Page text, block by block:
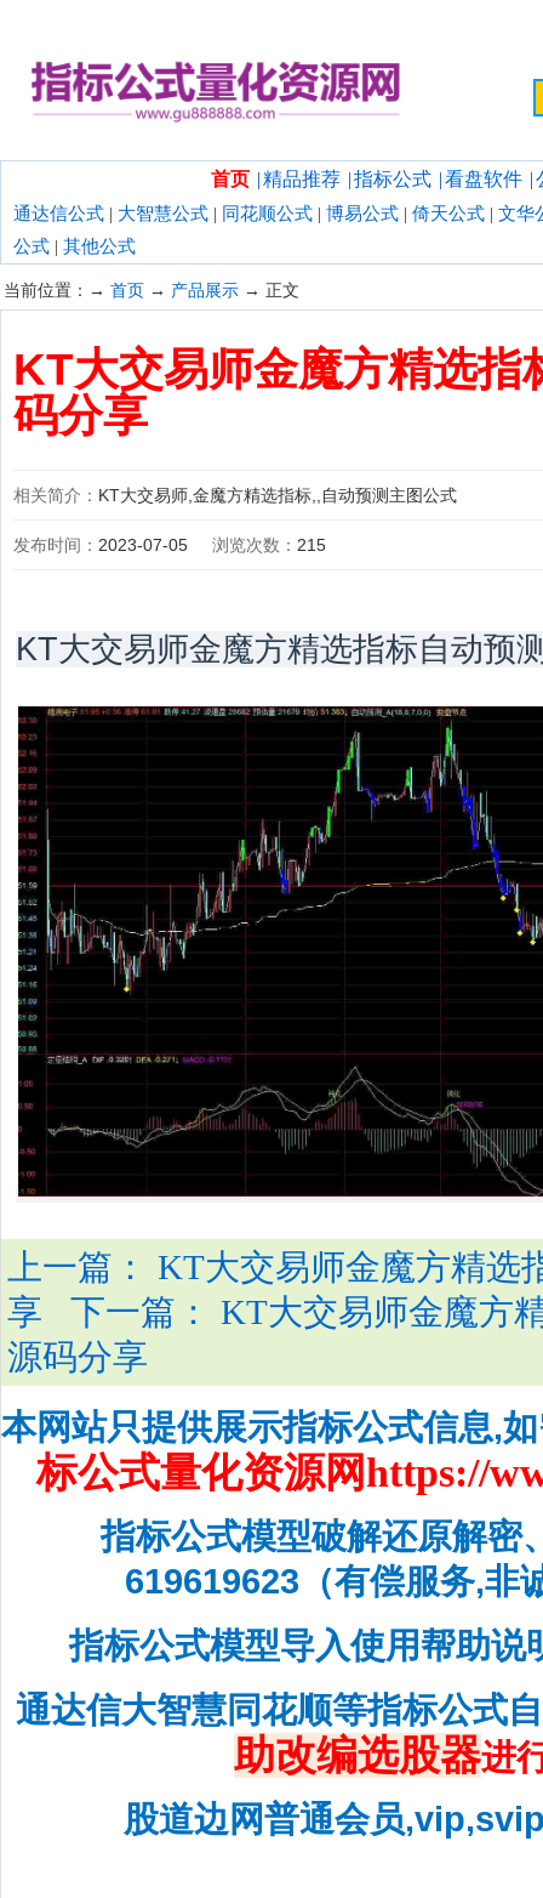
首页 | 精品推荐 | 指标公式 | 看盘软件 |
通达信公式 | 大智慧公式 | 同花顺公式 | 博易公式 | 倚天公式 | 文华
公式 | 其他公式
当前位置：→ 首页 → 产品展示 → 正文
KT大交易师金魔方精选指
码分享
相关简介： KT大交易师,金魔方精选指标,,自动预测主图公式
发布时间： 2023-07-05 浏览次数： 215
KT大交易师金魔方精选指标自动预
上一篇： KT大交易师金魔方精选
享
下一篇： KT大交易师金魔方
源码分享
本网站只提供展示指标公式信息,
标公式量化资源网https://
指标公式模型破解还原解密
619619623（有偿服务,非
指标公式模型导入使用帮助说
通达信大智慧同花顺等指标公式
助改编选股器进
股道边网普通会员